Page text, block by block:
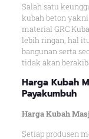
Salah satu
kubah beton
material GRC
lebih ringan, hal
bangunan serta
tidak akan
Harga Kubah
Payakumbuh
Harga Kubah
Setiap produsen